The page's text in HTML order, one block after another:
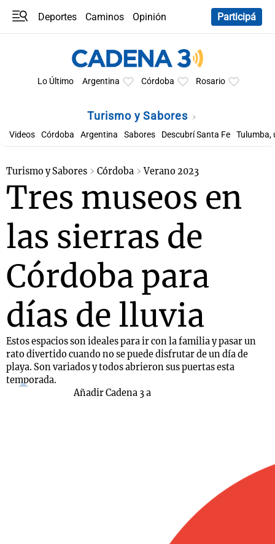
Deportes Caminos
Opinión
Participá
Lo Último Argentina Córdoba Rosario
Turismo y Sabores
Videos Córdoba Argentina Sabores Descubrí Santa Fe Tulumba,
Turismo y Sabores Córdoba Verano 2023
Tres museos en
las sierras de
Córdoba para
días de lluvia
Estos espacios son ideales para ir con la familia y pasar un
rato divertido cuando no se puede disfrutar de un día de
playa. Son variados y todos abrieron sus puertas esta
temporada.
Añadir Cadena 3 a